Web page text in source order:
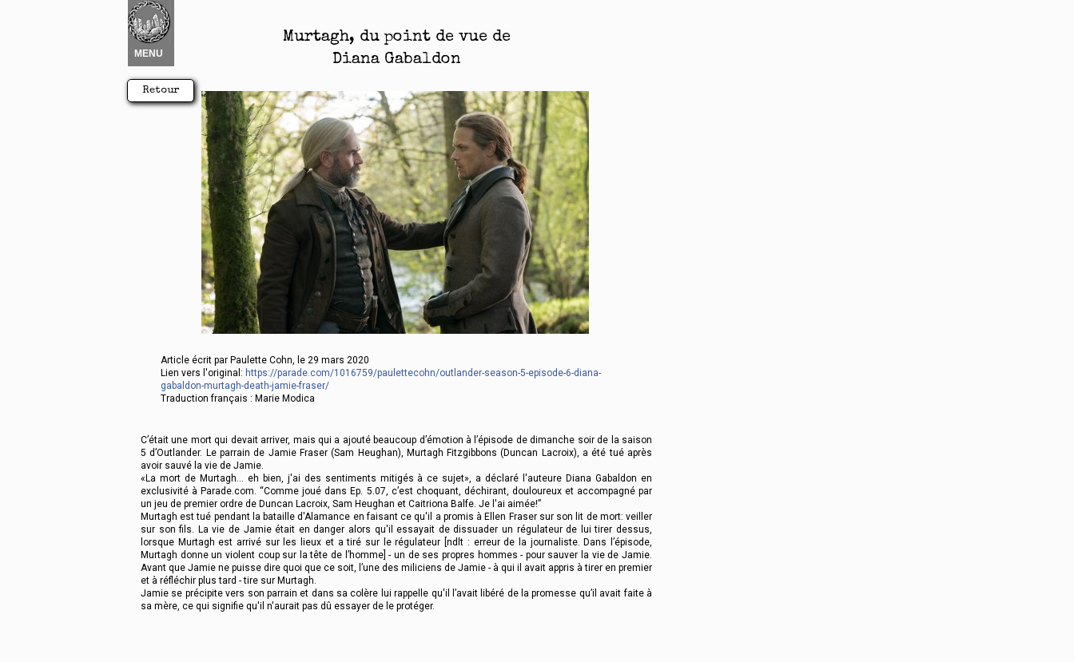
MENU
Nouvel élément
Murtagh, du point de vue de
Diana Gabaldon
C’était une mort qui devait arriver, mais qui a ajouté beaucoup d’émotion à l’épisode de dimanche soir de la saison
5 d’Outlander. Le parrain de Jamie Fraser (Sam Heughan), Murtagh Fitzgibbons (Duncan Lacroix), a été tué après
avoir sauvé la vie de Jamie.
«La mort de Murtagh… eh bien, j'ai des sentiments mitigés à ce sujet», a déclaré l'auteure Diana Gabaldon en
exclusivité à Parade.com. “Comme joué dans Ep. 5.07, c’est choquant, déchirant, douloureux et accompagné par
un jeu de premier ordre de Duncan Lacroix, Sam Heughan et Caitriona Balfe. Je l'ai aimée!”
Murtagh est tué pendant la bataille d'Alamance en faisant ce qu'il a promis à Ellen Fraser sur son lit de mort: veiller
sur son fils. La vie de Jamie était en danger alors qu'il essayait de dissuader un régulateur de lui tirer dessus,
lorsque Murtagh est arrivé sur les lieux et a tiré sur le régulateur [ndlt : erreur de la journaliste. Dans l’épisode,
Murtagh donne un violent coup sur la tête de l’homme] - un de ses propres hommes - pour sauver la vie de Jamie.
Avant que Jamie ne puisse dire quoi que ce soit, l’une des miliciens de Jamie - à qui il avait appris à tirer en premier
et à réfléchir plus tard - tire sur Murtagh.
Jamie se précipite vers son parrain et dans sa colère lui rappelle qu'il l’avait libéré de la promesse qu’il avait faite à
sa mère, ce qui signifie qu'il n'aurait pas dû essayer de le protéger.
Article écrit par Paulette Cohn, le 29 mars 2020
Lien vers l'original: https://parade.com/1016759/paulettecohn/outlander-season-5-episode-6-diana-
gabaldon-murtagh-death-jamie-fraser/
Traduction français : Marie Modica
Retour